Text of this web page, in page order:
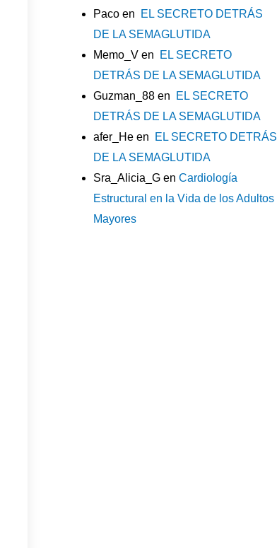
Pacoen
EL SECRETO DETRÁS
DE LA SEMAGLUTIDA
Memo_Ven
EL SECRETO
DETRÁS DE LA SEMAGLUTIDA
Guzman_88en
EL SECRETO
DETRÁS DE LA SEMAGLUTIDA
afer_Heen
EL SECRETO DETRÁS
DE LA SEMAGLUTIDA
Sra_Alicia_Gen Cardiología
Estructural en la Vida de los Adultos
Mayores